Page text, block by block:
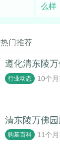
么样
热门推荐
遵化清东陵
行业动态 10个
清东陵万佛
购墓百科 11个